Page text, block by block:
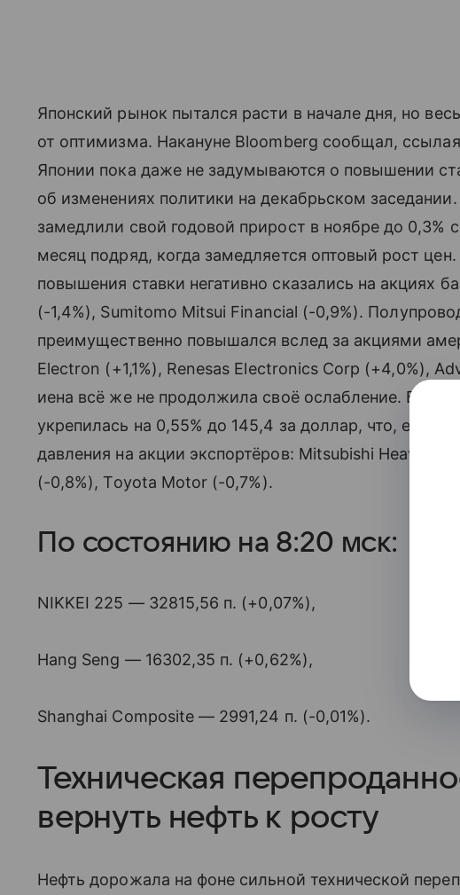
Японский рынок пытался расти в начале дня, но
от оптимизма. Накануне Bloomberg сообщал,
Японии пока даже не задумываются о повышении
об изменениях политики на декабрьском
замедлили свой годовой прирост в ноябре до 0,3%
месяц подряд, когда замедляется оптовый рост
повышения ставки негативно сказались на акциях
(-1,4%), Sumitomo Mitsui Financial (-0,9%).
преимущественно повышался вслед за акциями
Electron (+1,1%), Renesas Electronics Corp (+4,0%),
иена всё же не продолжила своё ослабление. Более
укрепилась на 0,55% до 145,4 за доллар, что,
давления на акции экспортёров: Mitsubishi Heavy
(-0,8%), Toyota Motor (-0,7%).
По состоянию на 8:20 мск:
NIKKEI 225 — 32815,56 п. (+0,07%),
Hang Seng — 16302,35 п. (+0,62%),
Shanghai Composite — 2991,24 п. (-0,01%).
Техническая
вернуть нефть к росту
Нефть дорожала на фоне сильной технической